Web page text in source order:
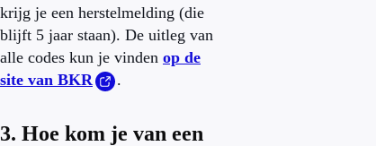
krijg je een herstelmelding (die
blijft 5 jaar staan). De uitleg van
alle codes kun je vinden op de
site van BKR
.
3. Hoe kom je van een